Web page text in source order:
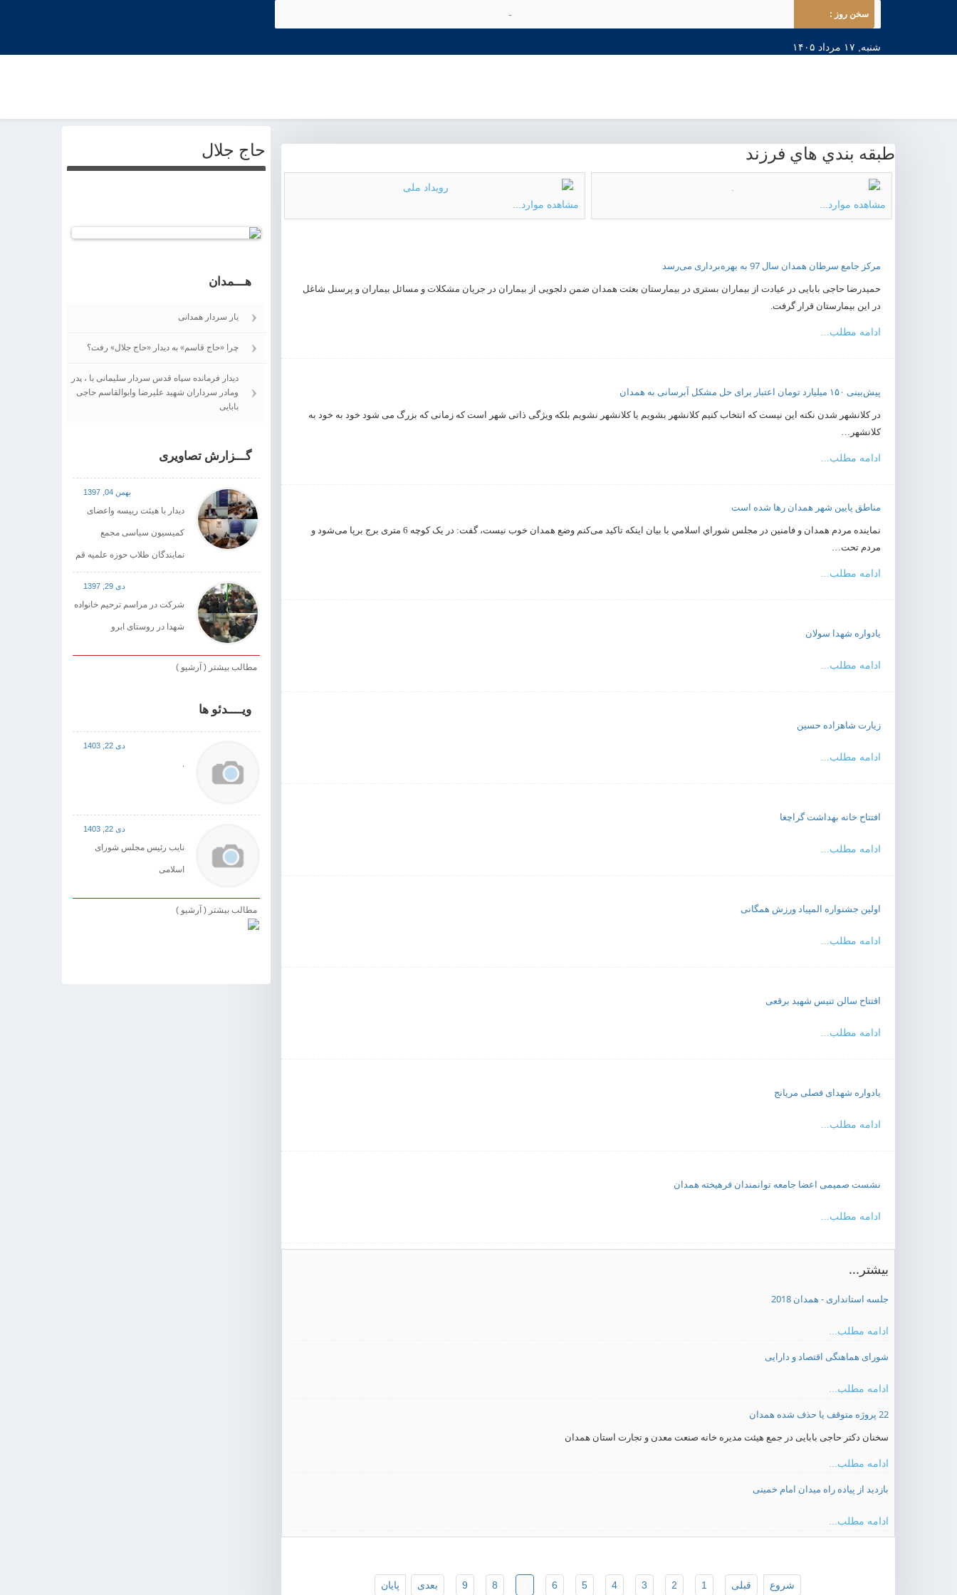
سخن روز : -
شنبه, ۱۷ مرداد ۱۴۰۵
طبقه بندي هاي فرزند
مشاهده موارد... مشاهده موارد...
مرکز جامع سرطان همدان سال 97 به بهره‌برداری می‌رسد
حمیدرضا حاجی بابایی در عیادت از بیماران بستری در بیمارستان بعثت همدان ضمن دلجویی از بیماران در جریان مشکلات و مسائل بیماران و پرسنل شاغل
در این بیمارستان قرار گرفت.
ادامه مطلب...
پیش‌بینی ۱۵۰ میلیارد تومان اعتبار برای حل مشکل آبرسانی به همدان
در کلانشهر شدن نکته این نیست که انتخاب کنیم کلانشهر بشویم یا کلانشهر نشویم بلکه ویژگی ذاتی شهر است که زمانی که بزرگ می شود خود به خود به
کلانشهر…
ادامه مطلب...
مناطق پایین شهر همدان رها شده است
نماينده مردم همدان و فامنين در مجلس شوراي اسلامي با بيان اينكه تاکید می‌كنم وضع همدان خوب نیست، گفت: در یک کوچه 6 متری برج برپا می‌شود و
مردم تحت…
ادامه مطلب...
یادواره شهدا سولان
ادامه مطلب...
زیارت شاهزاده حسین
ادامه مطلب...
افتتاح خانه بهداشت گراچغا
ادامه مطلب...
اولین جشنواره المپیاد ورزش همگانی
ادامه مطلب...
افتتاح سالن تنیس شهید برقعی
ادامه مطلب...
یادواره شهدای فصلی مریانج
ادامه مطلب...
نشست صمیمی اعضا جامعه توانمندان فرهیخته همدان
ادامه مطلب...
بیشتر...
جلسه استانداری - همدان 2018
ادامه مطلب...
شورای هماهنگی اقتصاد و دارایی
ادامه مطلب...
22 پروژه متوقف یا حذف شده همدان
سخنان دکتر حاجی بابایی در جمع هیئت مدیره خانه صنعت معدن و تجارت استان همدان
ادامه مطلب...
بازدید از پیاده راه میدان امام خمینی
ادامه مطلب...
شروع قبلی 1
2
3
4
5
6
8
9 بعدی پایان
حاج جلال
هـــمدان
یار سردار همدانی
چرا «حاج قاسم» به دیدار «حاج جلال» رفت؟
دیدار فرمانده سپاه قدس سردار سلیمانی با ، پدر
ومادر سرداران شهید علیرضا وابوالقاسم حاجی
بابایی
گـــزارش تصاویری
بهمن 04, 1397
دیدار با هیئت رییسه واعضای
کمیسیون سیاسی مجمع
نمایندگان طلاب حوزه علمیه قم
دی 29, 1397
شرکت در مراسم ترحیم خانواده
شهدا در روستای ابرو
مطالب بیشتر ( آرشیو )
ویــــدئو ها
دی 22, 1403
.
دی 22, 1403
نایب رئیس مجلس شورای
اسلامی
مطالب بیشتر ( آرشیو )